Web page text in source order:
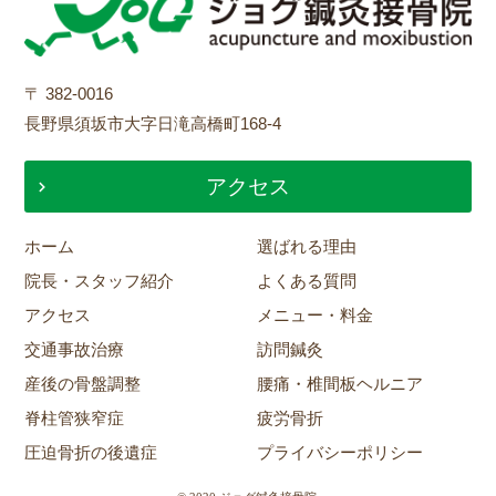
〒 382-0016
長野県須坂市大字日滝高橋町168-4
アクセス
ホーム
選ばれる理由
院長・スタッフ紹介
よくある質問
アクセス
メニュー・料金
交通事故治療
訪問鍼灸
産後の骨盤調整
腰痛・椎間板ヘルニア
脊柱管狭窄症
疲労骨折
圧迫骨折の後遺症
プライバシーポリシー